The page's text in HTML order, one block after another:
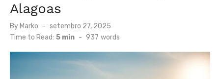
Alagoas
By Marko
Posted
on
setembro 27, 2025
Time to Read: 5 min - 937 words